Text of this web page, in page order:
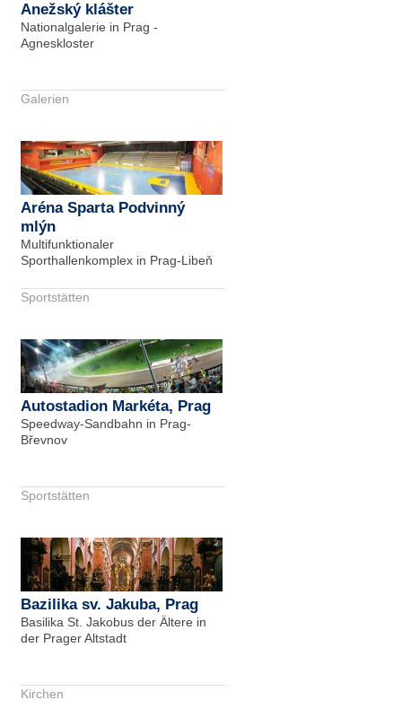
Anežský klášter
Nationalgalerie in Prag -
Agneskloster
Galerien
Aréna Sparta Podvinný
mlýn
Multifunktionaler
Sporthallenkomplex in Prag-Libeň
Sportstätten
Autostadion Markéta, Prag
Speedway-Sandbahn in Prag-
Břevnov
Sportstätten
Bazilika sv. Jakuba, Prag
Basilika St. Jakobus der Ältere in
der Prager Altstadt
Kirchen